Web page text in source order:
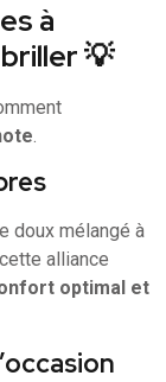
à
💡
.
doux mélangé à
alliance
optimal et